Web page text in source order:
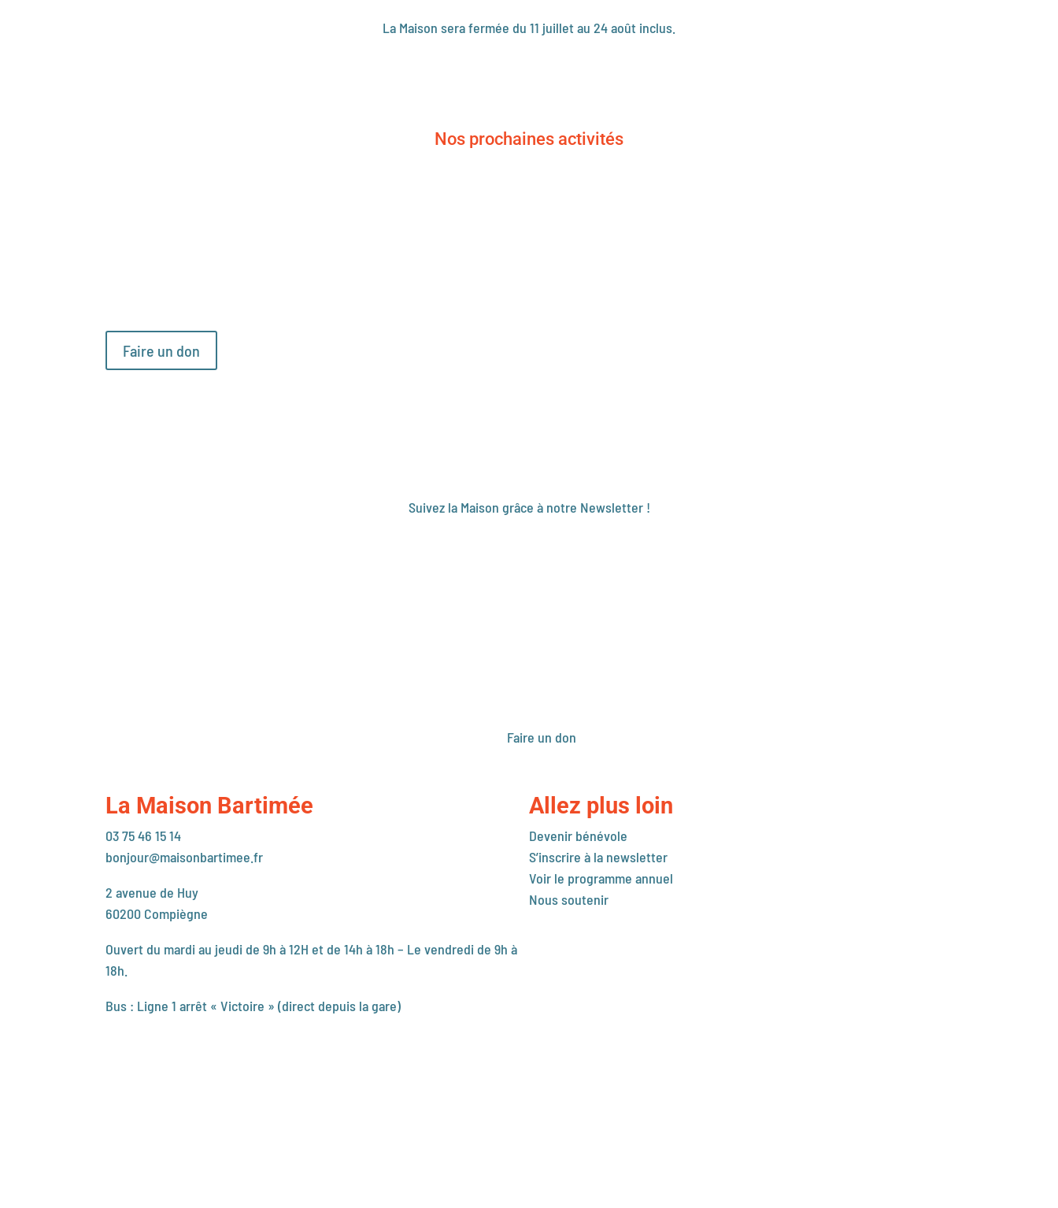
La Maison sera fermée du 11 juillet au 24 août inclus.
Nos prochaines activités
Faire un don
Suivez la Maison grâce à notre Newsletter !
Faire un don
La Maison Bartimée
03 75 46 15 14
bonjour@maisonbartimee.fr
2 avenue de Huy
60200 Compiègne
Ouvert du mardi au jeudi de 9h à 12H et de 14h à 18h – Le vendredi de 9h à
18h.
Bus : Ligne 1 arrêt « Victoire » (direct depuis la gare)
Allez plus loin
Devenir bénévole
S’inscrire à la newsletter
Voir le programme annuel
Nous soutenir